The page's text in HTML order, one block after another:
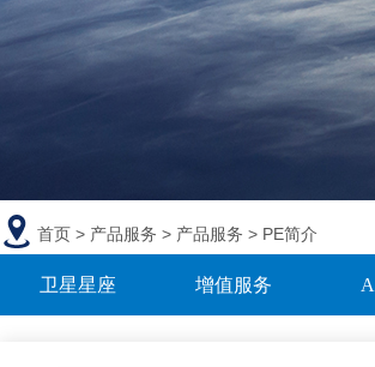
卫星星座 增值服务
首页 > 产品服务 > 产品服务 > PE简介